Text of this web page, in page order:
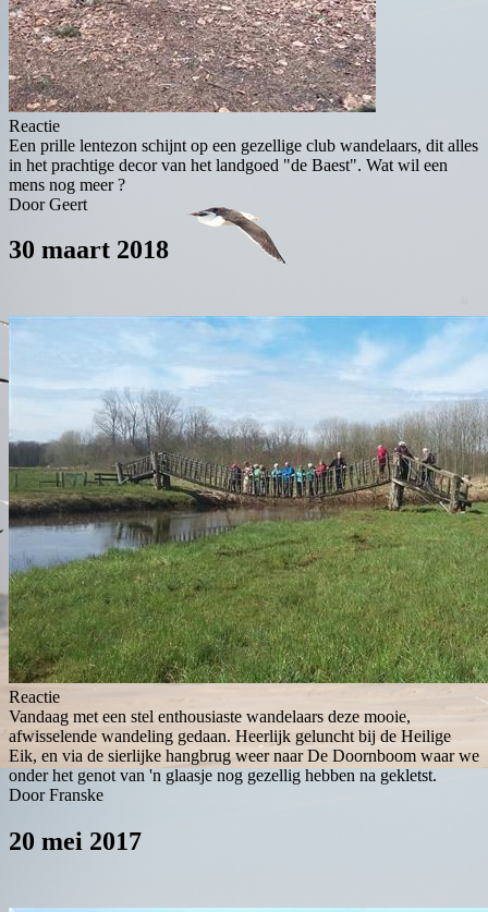
Reactie
Een prille lentezon schijnt op een gezellige club wandelaars, dit alles
in het prachtige decor van het landgoed "de Baest". Wat wil een
mens nog meer ?
Door Geert
30 maart 2018
Reactie
Vandaag met een stel enthousiaste wandelaars deze mooie,
afwisselende wandeling gedaan. Heerlijk geluncht bij de Heilige
Eik, en via de sierlijke hangbrug weer naar De Doornboom waar we
onder het genot van 'n glaasje nog gezellig hebben na gekletst.
Door Franske
20 mei 2017